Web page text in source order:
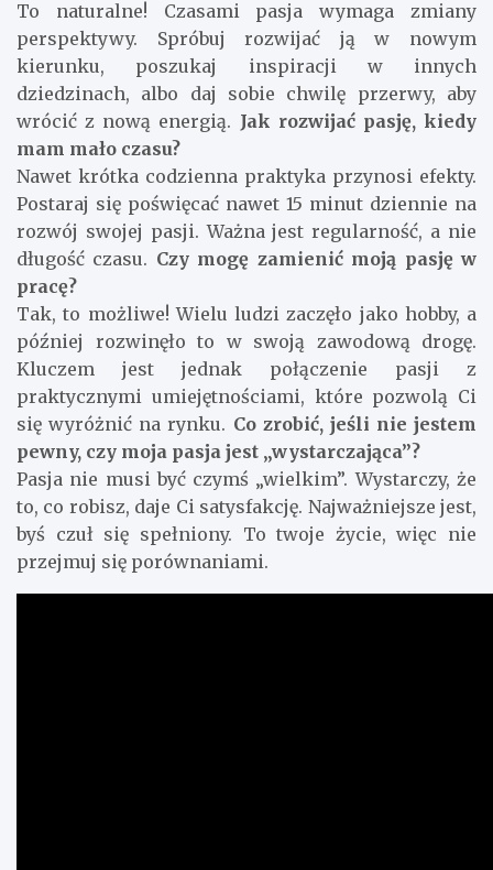
To naturalne! Czasami pasja wymaga zmiany
perspektywy. Spróbuj rozwijać ją w nowym
kierunku, poszukaj inspiracji w innych
dziedzinach, albo daj sobie chwilę przerwy, aby
wrócić z nową energią. Jak rozwijać pasję, kiedy
mam mało czasu?
Nawet krótka codzienna praktyka przynosi efekty.
Postaraj się poświęcać nawet 15 minut dziennie na
rozwój swojej pasji. Ważna jest regularność, a nie
długość czasu. Czy mogę zamienić moją pasję w
pracę?
Tak, to możliwe! Wielu ludzi zaczęło jako hobby, a
później rozwinęło to w swoją zawodową drogę.
Kluczem jest jednak połączenie pasji z
praktycznymi umiejętnościami, które pozwolą Ci
się wyróżnić na rynku. Co zrobić, jeśli nie jestem
pewny, czy moja pasja jest „wystarczająca”?
Pasja nie musi być czymś „wielkim”. Wystarczy, że
to, co robisz, daje Ci satysfakcję. Najważniejsze jest,
byś czuł się spełniony. To twoje życie, więc nie
przejmuj się porównaniami.